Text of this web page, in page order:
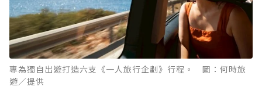
專為獨自出遊打造六支《一人旅行企劃》行程。 圖：何時旅
遊／提供